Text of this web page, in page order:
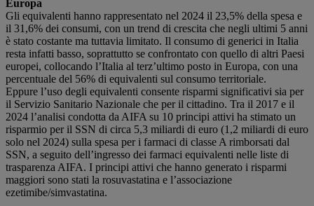
Europa
Gli equivalenti hanno rappresentato nel 2024 il 23,5% della spesa e
il 31,6% dei consumi, con un trend di crescita che negli ultimi 5 anni
è stato costante ma tuttavia limitato. Il consumo di generici in Italia
resta infatti basso, soprattutto se confrontato con quello di altri Paesi
europei, collocando l’Italia al terz’ultimo posto in Europa, con una
percentuale del 56% di equivalenti sul consumo territoriale.
Eppure l’uso degli equivalenti consente risparmi significativi sia per
il Servizio Sanitario Nazionale che per il cittadino. Tra il 2017 e il
2024 l’analisi condotta da AIFA su 10 principi attivi ha stimato un
risparmio per il SSN di circa 5,3 miliardi di euro (1,2 miliardi di euro
solo nel 2024) sulla spesa per i farmaci di classe A rimborsati dal
SSN, a seguito dell’ingresso dei farmaci equivalenti nelle liste di
trasparenza AIFA. I principi attivi che hanno generato i risparmi
maggiori sono stati la rosuvastatina e l’associazione
ezetimibe/simvastatina.